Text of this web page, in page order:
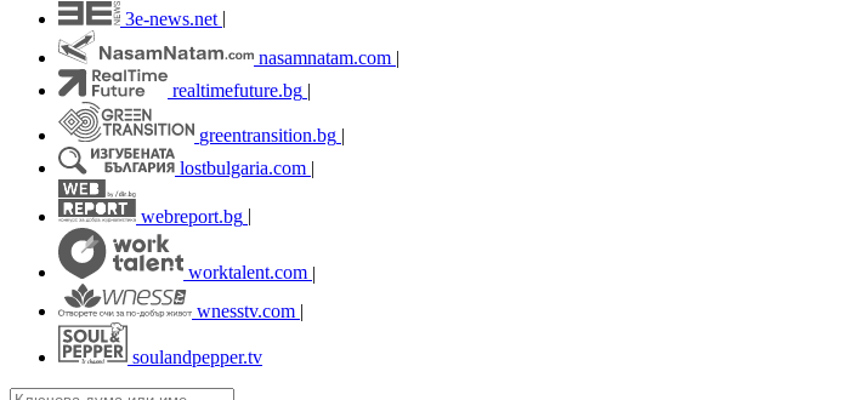
3e-news.net
nasamnatam.com |
realtimefuture.bg |
greentransition.bg |
lostbulgaria.com |
webreport.bg
worktalent.com |
wnesstv.com |
soulandpepper.tv